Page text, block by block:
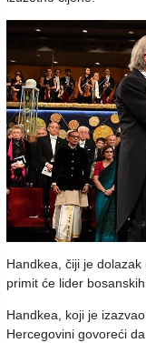
Handkea, čiji je
primit će lider
Handkea, koji je
Hercegovini govoreći